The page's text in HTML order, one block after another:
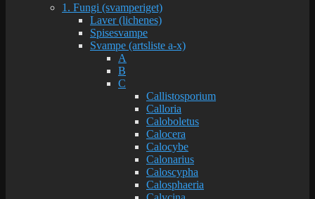
1. Fungi (svamperiget)
Laver (lichenes)
Spisesvampe
Svampe (artsliste a-x)
A
B
C
Callistosporium
Calloria
Caloboletus
Calocera
Calocybe
Calonarius
Caloscypha
Calosphaeria